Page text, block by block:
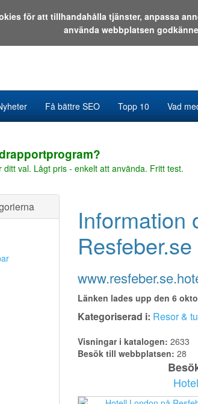
Få bättre SEO Topp 10 Vad
ditt val. Lågt pris - enkelt att använda. Fritt test.
Information
Resfeber.se
Länken lades upp den 6
Kategoriserad i: Resor &
Visningar i katalogen: 2633
Besök till webbplatsen: 28
för att tillhandahålla tjänster, anpassa
använda webbplatsen